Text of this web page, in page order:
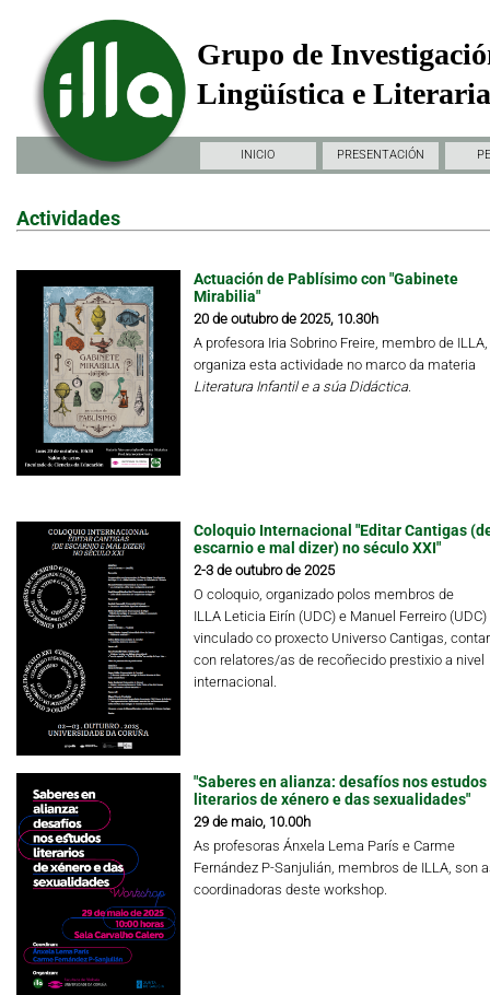
Grupo de
Lingüística e
INICIO PRESENTACIÓN
Actividades
Actuación de Pablísimo con "Gabinete
Mirabilia"
20 de outubro de 2025, 10.30h
A profesora Iria Sobrino Freire, membro de ILLA,
organiza esta actividade no marco da materia
Literatura Infantil e a súa Didáctica.
Coloquio Internacional "Editar Cantigas
escarnio e mal dizer) no século XXI"
2-3 de outubro de 2025
O coloquio, organizado polos membros de
ILLA Leticia Eirín (UDC) e Manuel Ferreiro (UDC)
vinculado co proxecto Universo Cantigas,
con relatores/as de recoñecido prestixio a nivel
internacional.
"Saberes en alianza: desafíos nos estudos
literarios de xénero e das sexualidades"
29 de maio, 10.00h
As profesoras Ánxela Lema París e Carme
Fernández P-Sanjulián, membros de ILLA, son
coordinadoras deste workshop.